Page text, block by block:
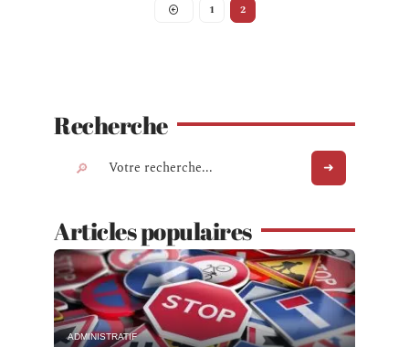
1 2
Recherche
Articles populaires
ADMINISTRATIF